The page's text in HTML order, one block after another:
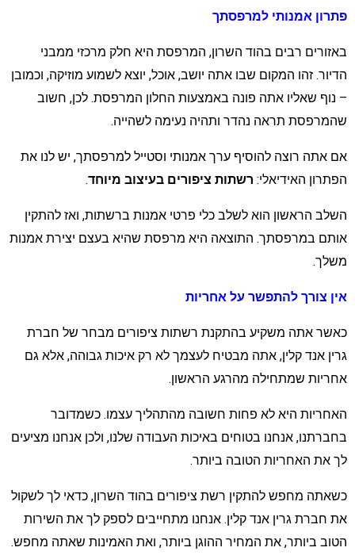
אמנותי למרפסתך
רבים בהוד השרון, המרפסת היא חלק מרכזי ממבני
זהו המקום שבו אתה יושב, אוכל, יוצא לשמוע מוזיקה, וכמובן
נוף שאליו אתה פונה באמצעות החלון המרפסת. לכן, חשוב
תראה נהדר ותהיה נעימה לשהייה.
אתה רוצה להוסיף ערך אמנותי וסטייל למרפסתך, יש לנו את
האידיאלי:רשתות ציפורים בעיצוב מיוחד.
הראשון הוא לשלב כלי פרטי אמנות ברשתות, ואז להתקין
במרפסתך. התוצאה היא מרפסת שהיא בעצם יצירת אמנות
צורך להתפשר על אחריות
אתה משקיע בהתקנת רשתות ציפורים מבחר של חברת
אנד קלין, אתה מבטיח לעצמך לא רק איכות גבוהה, אלא גם
שמתחילה מהרגע הראשון.
היא לא פחות חשובה מהתהליך עצמו. כשמדובר
אנחנו בטוחים באיכות העבודה שלנו, ולכן אנחנו מציעים
את האחריות הטובה ביותר.
מחפש להתקין רשת ציפורים בהוד השרון, כדאי לך לשקול
חברת גרין אנד קלין. אנחנו מתחייבים לספק לך את השירות
ביותר, את המחיר ההוגן ביותר, ואת האמינות שאתה מחפש.